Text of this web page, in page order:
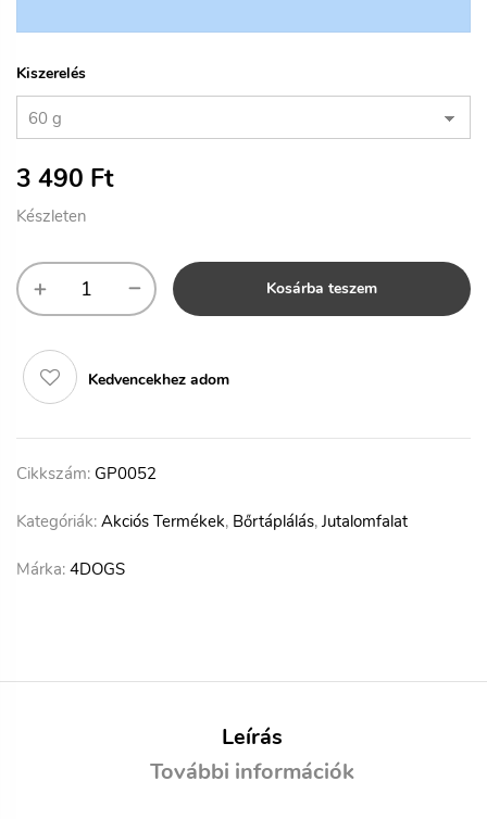
Kiszerelés
3 490 Ft
Készleten
Kosárba teszem
Kedvencekhez adom
Cikkszám: GP0052
Kategóriák: Akciós Termékek, Bőrtáplálás, Jutalomfalat
Márka: 4DOGS
Leírás
További információk